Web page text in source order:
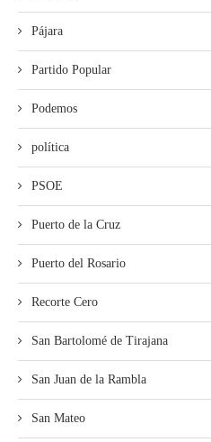
Pájara
Partido Popular
Podemos
política
PSOE
Puerto de la Cruz
Puerto del Rosario
Recorte Cero
San Bartolomé de Tirajana
San Juan de la Rambla
San Mateo